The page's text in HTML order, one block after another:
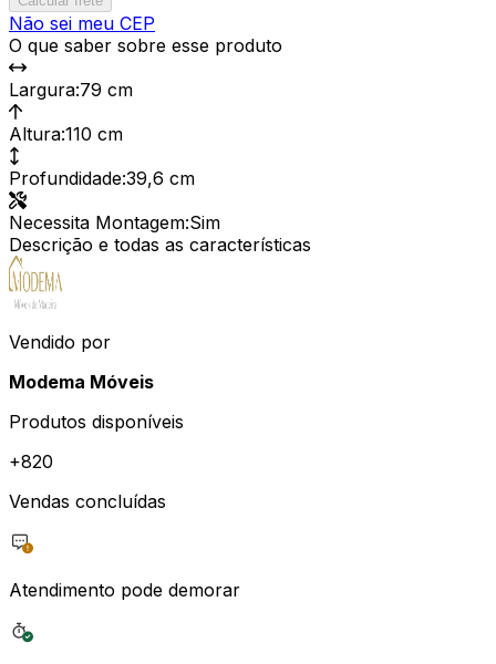
Não sei meu CEP
O que saber sobre esse produto
Largura:79 cm
Altura:110 cm
Profundidade:39,6 cm
Necessita Montagem:Sim
Descrição e todas as características
Vendido por
Modema Móveis
Produtos disponíveis
+820
Vendas concluídas
Atendimento pode demorar